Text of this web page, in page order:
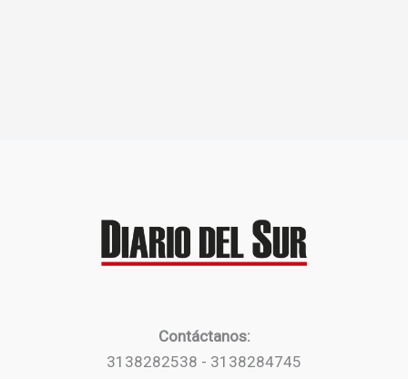
Contáctanos:
3138282538 - 3138284745